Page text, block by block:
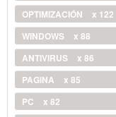
OPTIMIZACIÓN
x 122
WINDOWS
x 88
ANTIVIRUS
x 86
PAGINA
x 85
PC
x 82